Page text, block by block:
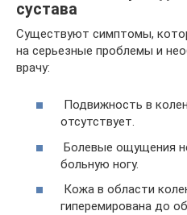
сустава
Существуют симптомы,
на серьезные проблемы и
врачу:
Подвижность в
отсутствует.
Болевые ощущения
больную ногу.
Кожа в области
гиперемирована до